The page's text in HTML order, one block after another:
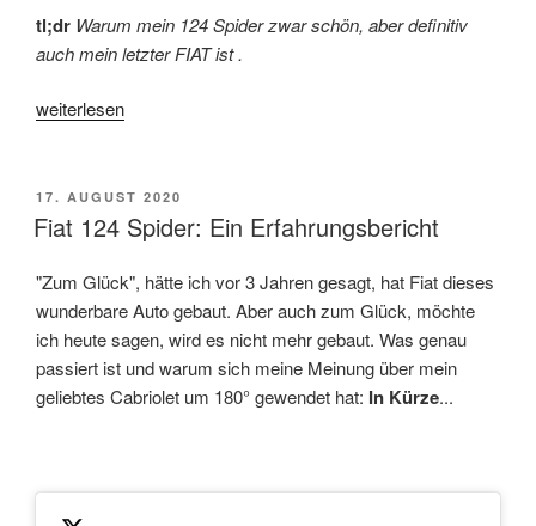
tl;dr Warum mein 124 Spider zwar schön, aber definitiv
auch mein letzter FIAT ist .
„Warum
FIAT
mehr
würde.“
weiterlesen
VERÖFFENTLICHT
AM
17. AUGUST 2020
Fiat 124 Spider: Ein Erfahrungsbericht
"Zum Glück", hätte ich vor 3 Jahren gesagt, hat Fiat dieses
wunderbare Auto gebaut. Aber auch zum Glück, möchte
ich heute sagen, wird es nicht mehr gebaut. Was genau
passiert ist und warum sich meine Meinung über mein
geliebtes Cabriolet um 180° gewendet hat: In Kürze...